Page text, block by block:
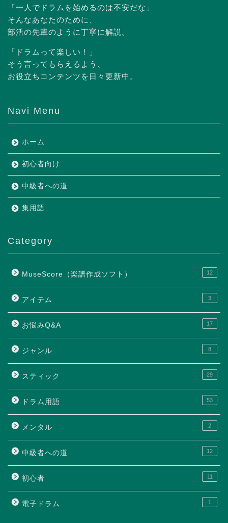
「一人でドラムを始めるのは不安だな」
そんなあなたのために、
部活の先輩のように丁寧に解説。
「ドラムって楽しい！」
そう言ってもらえるよう、
お役立ちコンテンツを日々更新中。
Navi Menu
ホーム
初心者向け
中級者への道
集用語
Category
MuseScore（楽譜作成ソフト） 12
アイテム 3
お悩みQ&A 17
ジャンル 8
スティック 29
ドラム用語 53
メンタル 2
中級者への道 12
初心者 11
電子ドラム 1